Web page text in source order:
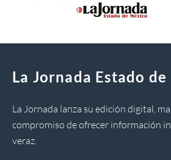
La Jornada Estado
La Jornada lanza su edición digital,
compromiso de ofrecer información
veraz.